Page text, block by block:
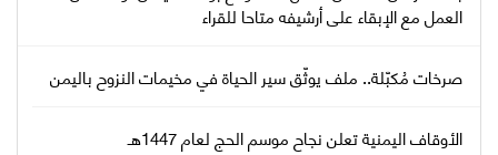
العمل مع الإبقاء على أرشيفه متاحا للقراء
صرخات مُكبّلة.. ملف يوثّق سير الحياة في مخيمات النزوح باليمن
الأوقاف اليمنية تعلن نجاح موسم الحج لعام 1447هـ